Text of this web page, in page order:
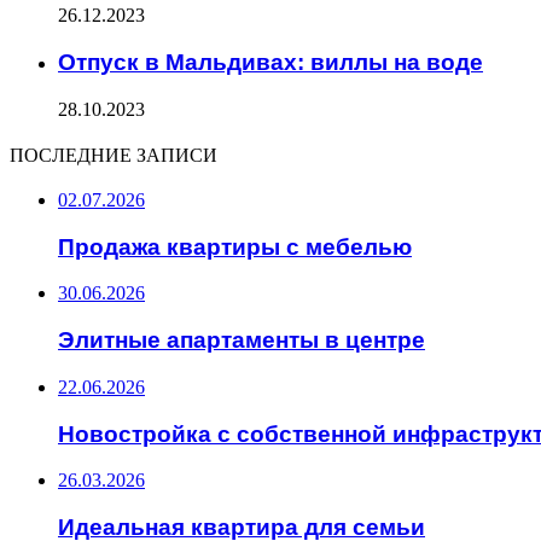
26.12.2023
Отпуск в Мальдивах: виллы на воде
28.10.2023
ПОСЛЕДНИЕ ЗАПИСИ
02.07.2026
Продажа квартиры с мебелью
30.06.2026
Элитные апартаменты в центре
22.06.2026
Новостройка с собственной
26.03.2026
Идеальная квартира для семьи